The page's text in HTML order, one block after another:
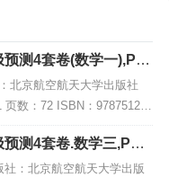
测4套卷(数学一),PD
北京航空航天大学出版社
页数：72 ISBN：978751244
[高清扫描版PDF格式] 内
测4套卷.数学三,PDF
：北京航空航天大学出版